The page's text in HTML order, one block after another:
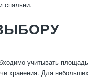
спальни.
учитывать площадь
хранения. Для небольших